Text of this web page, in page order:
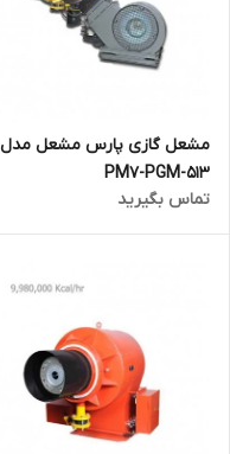
مشعل گازی پارس مشعل مدل
PM7-PGM-513
تماس بگیرید